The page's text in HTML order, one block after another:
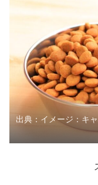
出典：イメージ：キ